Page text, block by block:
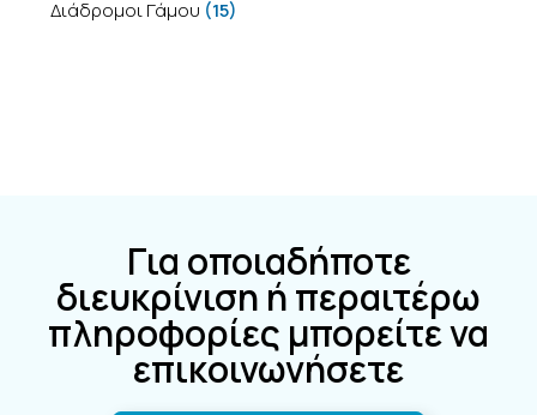
Διάδρομοι Γάμου (15)
Για οποιαδήποτε
διευκρίνιση ή περαιτέρω
πληροφορίες μπορείτε να
επικοινωνήσετε